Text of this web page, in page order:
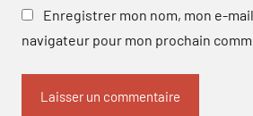
Enregistrer mon nom, mon e-
navigateur pour mon prochain